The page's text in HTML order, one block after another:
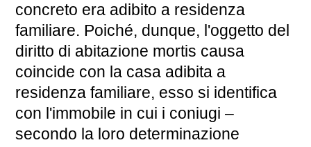
concreto era adibito a residenza
familiare. Poiché, dunque, l'oggetto del
diritto di abitazione mortis causa
coincide con la casa adibita a
residenza familiare, esso si identifica
con l'immobile in cui i coniugi –
secondo la loro determinazione